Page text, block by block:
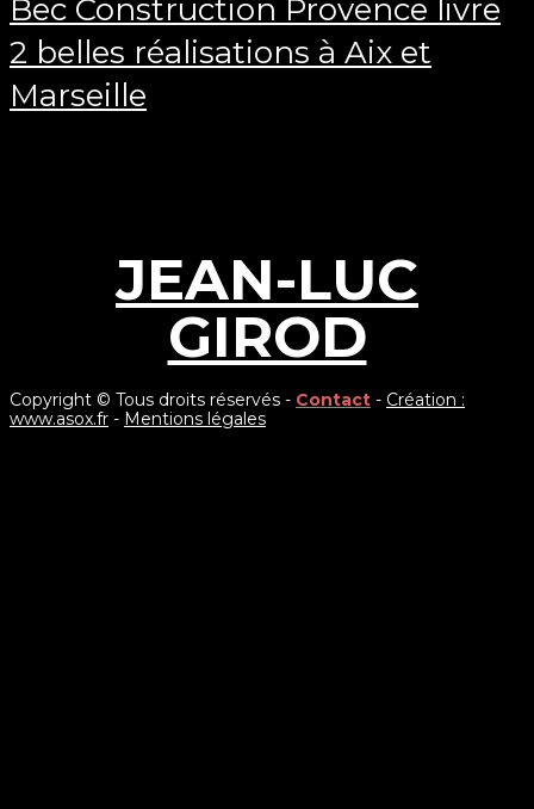
Bec Construction Provence livre
2 belles réalisations à Aix et
Marseille
JEAN-LUC
GIROD
Copyright © Tous droits réservés - Contact - Création :
www.asox.fr - Mentions légales